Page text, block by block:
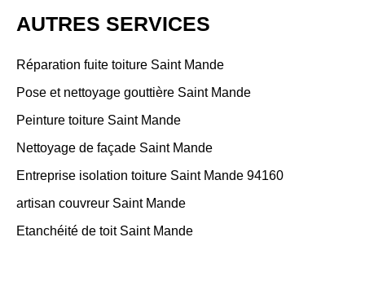
AUTRES SERVICES
Réparation fuite toiture Saint Mande
Pose et nettoyage gouttière Saint Mande
Peinture toiture Saint Mande
Nettoyage de façade Saint Mande
Entreprise isolation toiture Saint Mande 94160
artisan couvreur Saint Mande
Etanchéité de toit Saint Mande